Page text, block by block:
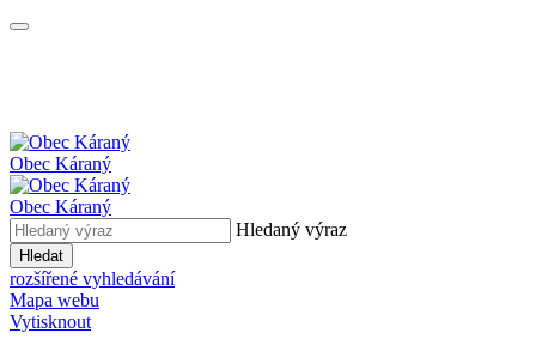
Obec Káraný
Obec Káraný
Hledaný výraz
Hledat
rozšířené vyhledávání
Mapa webu
Vytisknout